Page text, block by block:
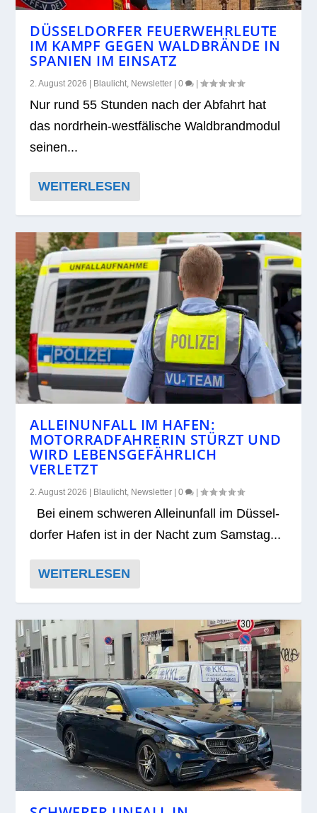
DÜSSELDORFER FEUERWEHRLEUTE
IM KAMPF GEGEN WALDBRÄNDE IN
SPANIEN IM EINSATZ
2. August 2026 Blaulicht, Newsletter |0 |
Nur rund 55 Stun­den nach der Abfahrt hat
das nord­rhein-west­fä­li­sche Wald­brand­mo­dul
sei­nen...
WEITERLESEN
ALLEINUNFALL IM HAFEN:
MOTORRADFAHRERIN STÜRZT UND
WIRD LEBENSGEFÄHRLICH
VERLETZT
2. August 2026 | Blaulicht, Newsletter |0 |
Bei einem schwe­ren Allein­un­fall im Düs­sel­
dor­fer Hafen ist in der Nacht zum Sams­tag...
WEITERLESEN